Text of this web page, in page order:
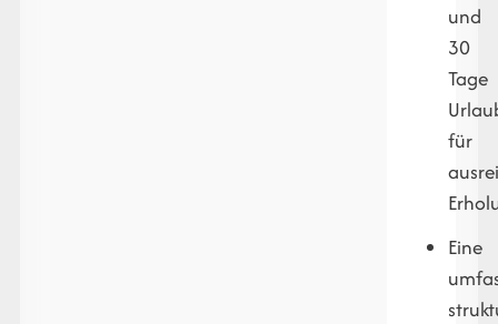
und
30
Tage
für
Eine